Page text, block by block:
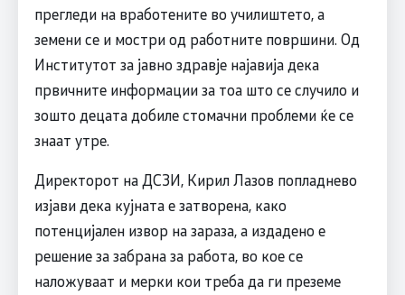
прегледи на вработените во училиштето, а
земени се и мостри од работните површини. Од
Институтот за јавно здравје најавија дека
првичните информации за тоа што се случило и
зошто децата добиле стомачни проблеми ќе се
знаат утре.
Директорот на ДСЗИ, Кирил Лазов попладнево
изјави дека кујната е затворена, како
потенцијален извор на зараза, а издадено е
решение за забрана за работа, во кое се
наложуваат и мерки кои треба да ги преземе